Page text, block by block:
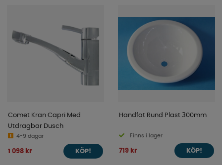
Comet Kran Capri Med
Utdragbar Dusch
4-9 dagar
1 098 kr KÖP!
Handfat Rund Plast 300mm
Finns i lager
719 kr KÖP!